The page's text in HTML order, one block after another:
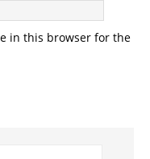
in this browser for the